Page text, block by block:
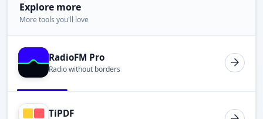
Explore more
More tools you'll love
RadioFM Pro
Radio without borders
TiPDF